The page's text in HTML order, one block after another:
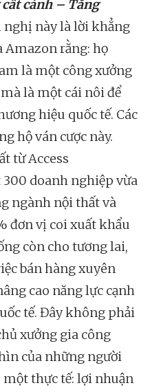
cất cánh – Tăng
nghị này là lời khẳng
Amazon rằng: họ
là một công xưởng
là một cái nôi để
hiệu quốc tế. Các
hộ ván cược này.
từ Access
doanh nghiệp vừa
ngành nội thất và
đơn vị coi xuất khẩu
còn cho tương lai,
bán hàng xuyên
cao năng lực cạnh
tế. Đây không phải
xưởng gia công
của những người
thực tế: lợi nhuận